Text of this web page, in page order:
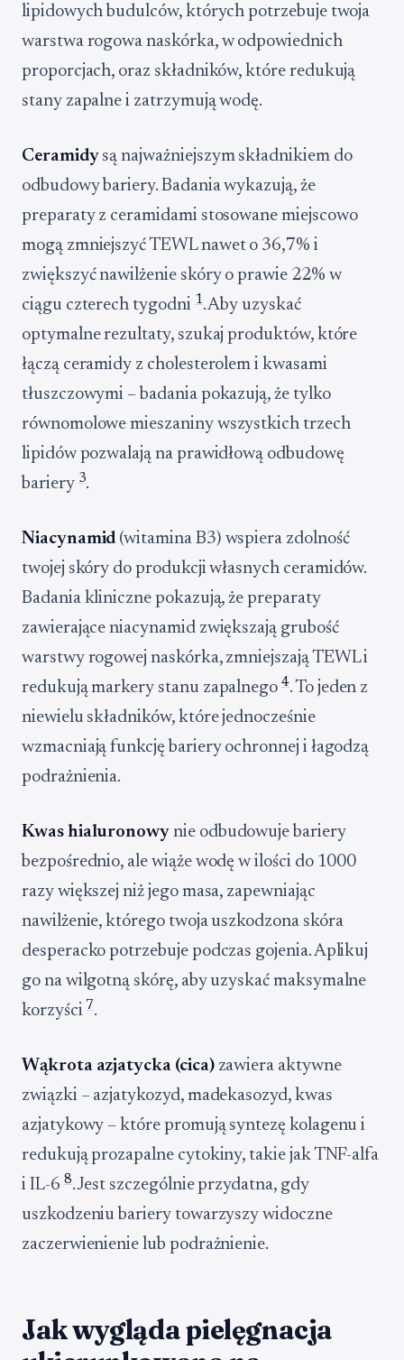
lipidowych budulców, których potrzebuje twoja
warstwa rogowa naskórka, w odpowiednich
proporcjach, oraz składników, które redukują
stany zapalne i zatrzymują wodę.
Ceramidysą najważniejszym składnikiem do
odbudowy bariery. Badania wykazują, że
preparaty z ceramidami stosowane miejscowo
mogą zmniejszyć TEWL nawet o 36,7% i
zwiększyć nawilżenie skóry o prawie 22% w
ciągu czterech tygodni 1. Aby uzyskać
optymalne rezultaty, szukaj produktów, które
łączą ceramidy z cholesterolem i kwasami
tłuszczowymi – badania pokazują, że tylko
równomolowe mieszaniny wszystkich trzech
lipidów pozwalają na prawidłową odbudowę
bariery 3.
Niacynamid (witamina B3) wspiera zdolność
twojej skóry do produkcji własnych ceramidów.
Badania kliniczne pokazują, że preparaty
zawierające niacynamid zwiększają grubość
warstwy rogowej naskórka, zmniejszają TEWL i
redukują markery stanu zapalnego4. To jeden z
niewielu składników, które jednocześnie
wzmacniają funkcję bariery ochronnej i łagodzą
podrażnienia.
Kwas hialuronowy nie odbudowuje bariery
bezpośrednio, ale wiąże wodę w ilości do 1000
razy większej niż jego masa, zapewniając
nawilżenie, którego twoja uszkodzona skóra
desperacko potrzebuje podczas gojenia. Aplikuj
go na wilgotną skórę, aby uzyskać maksymalne
korzyści 7.
Wąkrota azjatycka (cica)zawiera aktywne
związki – azjatykozyd, madekasozyd, kwas
azjatykowy – które promują syntezę kolagenu i
redukują prozapalne cytokiny, takie jak TNF-alfa
i IL-6 8. Jest szczególnie przydatna, gdy
uszkodzeniu bariery towarzyszy widoczne
zaczerwienienie lub podrażnienie.
Jak wygląda pielęgnacja